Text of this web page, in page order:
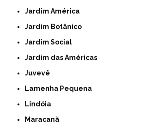
Jardim América
Jardim Botânico
Jardim Social
Jardim das Américas
Juvevê
Lamenha Pequena
Lindóia
Maracanã